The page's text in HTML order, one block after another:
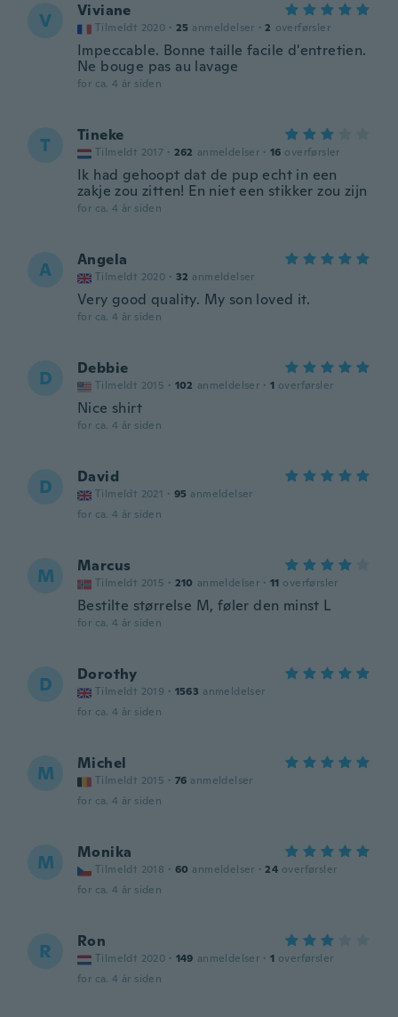
V Viviane
Tilmeldt 2020 · 25 anmeldelser · 2 overførsler
Impeccable. Bonne taille facile d'entretien.
Ne bouge pas au lavage
for ca. 4 år siden
T Tineke
Tilmeldt 2017 · 262 anmeldelser · 16 overførsler
Ik had gehoopt dat de pup echt in een
zakje zou zitten! En niet een stikker zou zijn
for ca. 4 år siden
A Angela
Tilmeldt 2020 · 32 anmeldelser
Very good quality. My son loved it.
for ca. 4 år siden
D Debbie
Tilmeldt 2015 · 102 anmeldelser · 1 overførsler
Nice shirt
for ca. 4 år siden
D David
Tilmeldt 2021 · 95 anmeldelser
for ca. 4 år siden
M Marcus
Tilmeldt 2015 · 210 anmeldelser · 11 overførsler
Bestilte størrelse M, føler den minst L
for ca. 4 år siden
D Dorothy
Tilmeldt 2019 · 1563 anmeldelser
for ca. 4 år siden
M Michel
Tilmeldt 2015 · 76 anmeldelser
for ca. 4 år siden
M Monika
Tilmeldt 2018 · 60 anmeldelser · 24 overførsler
for ca. 4 år siden
R Ron
Tilmeldt 2020 · 149 anmeldelser · 1 overførsler
for ca. 4 år siden